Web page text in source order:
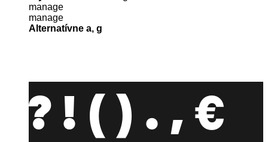
manage
manage
Alternatívne a, g
? ! ( ) . , €